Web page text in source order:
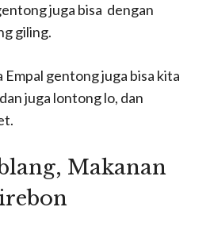
juga bisa dengan
giling.
Empal gentong juga bisa kita
juga lontong lo, dan
Makanan